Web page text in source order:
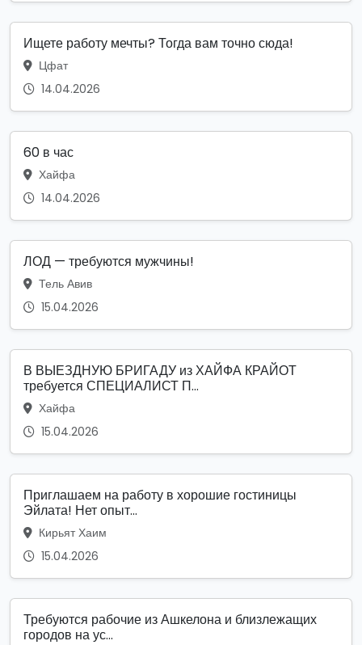
Ищете работу мечты? Тогда вам точно сюда!
Цфат
14.04.2026
60 в час
Хайфа
14.04.2026
ЛОД — требуются мужчины!
Тель Авив
15.04.2026
В ВЫЕЗДНУЮ БРИГАДУ из ХАЙФА КРАЙОТ
требуется СПЕЦИАЛИСТ П...
Хайфа
15.04.2026
Приглашаем на работу в хорошие гостиницы
Эйлата! Нет опыт...
Кирьят Хаим
15.04.2026
Требуются рабочие из Ашкелона и близлежащих
городов на ус...